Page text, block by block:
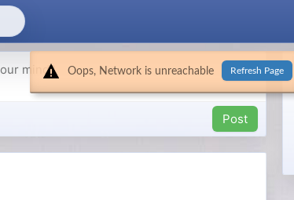
Post
Oops, Network is unreachable Refresh Page